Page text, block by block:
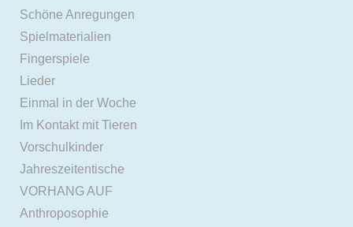
Schöne Anregungen
Spielmaterialien
Fingerspiele
Lieder
Einmal in der Woche
Im Kontakt mit Tieren
Vorschulkinder
Jahreszeitentische
VORHANG AUF
Anthroposophie